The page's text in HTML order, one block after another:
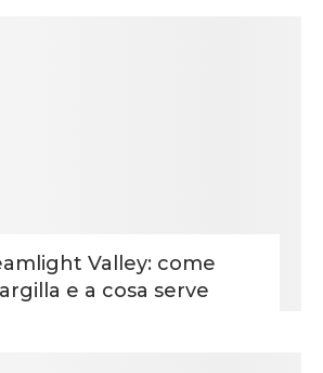
Valley: come
e a cosa serve